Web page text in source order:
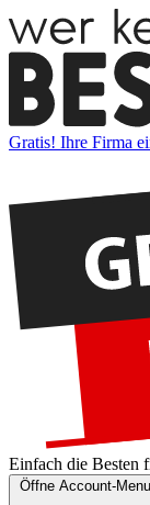
Gratis! Ihre Firma
Einfach die Besten
Öffne Account-Menu